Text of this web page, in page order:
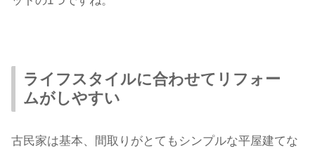
ライフスタイルに合わせてリフォー
ムがしやすい
古民家は基本、間取りがとてもシンプルな平屋建てな